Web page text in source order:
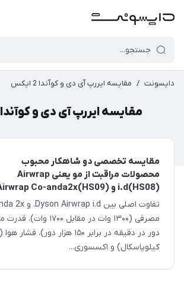
دایسونت / مقایسه ایررپ آی دی و کوآندا 2 ایکس
مقایسه ایررپ آی دی و کوآندا 2 ایکس
مقایسه تخصصی دو شاهکار محبوب
محصولات مراقبت از مو یعنی Airwrap
i.d(HS08) و Airwrap Co-anda2x(HS09)
کیلوپاسکال) و اکسسوری‌...